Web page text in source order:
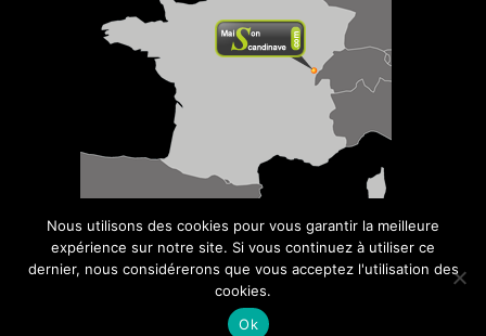
Maison Scandinave
Sauna, Spa - Tous droits réservés | Site réalisé
Nous utilisons des cookies pour vous garantir la meilleure
expérience sur notre site. Si vous continuez à utiliser ce
dernier, nous considérerons que vous acceptez l'utilisation des
cookies.
Ok